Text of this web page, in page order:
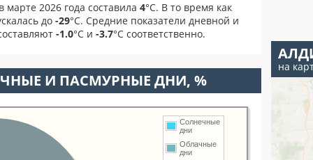
2026 года составила 4°С. В то время как
до -29°C. Средние показатели дневной и
-1.0°С и -3.7°С соответственно.
И ПАСМУРНЫЕ ДНИ, %
Солнечные
дни
Облачные
дни
на